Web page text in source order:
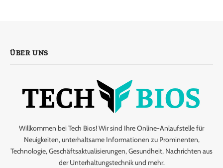
ÜBER UNS
Willkommen bei Tech Bios! Wir sind Ihre Online-Anlaufstelle für
Neuigkeiten, unterhaltsame Informationen zu Prominenten,
Technologie, Geschäftsaktualisierungen, Gesundheit, Nachrichten aus
der Unterhaltungstechnik und mehr.